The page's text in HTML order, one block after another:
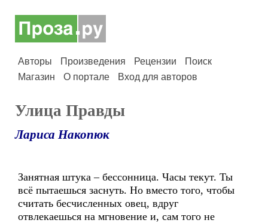
Авторы Произведения Рецензии
Поиск
Магазин
О портале Вход для авторов
Улица Правды
Лариса Накопюк
Занятная штука – бессонница. Часы текут. Ты
всё пытаешься заснуть. Но вместо того, чтобы
считать бесчисленных овец, вдруг
отвлекаешься на мгновение и, сам того не